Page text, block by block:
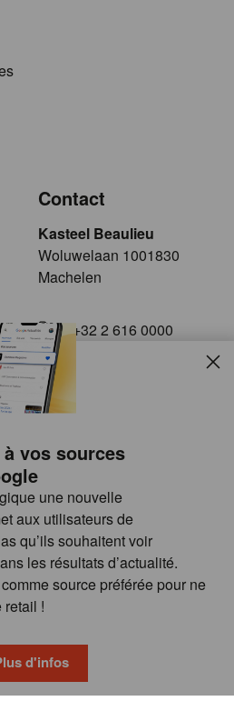
vos sources
une nouvelle
aux utilisateurs de
qu’ils souhaitent voir
les résultats d’actualité.
source préférée pour ne
retail !
d'infos
Contact
Kasteel Beaulieu
​​​Woluwelaan 1001830
Machelen
+32 2 616 0000
Follow us on
GROUP
FAQ
GÉNÉRALES
& COOKIE POLICY